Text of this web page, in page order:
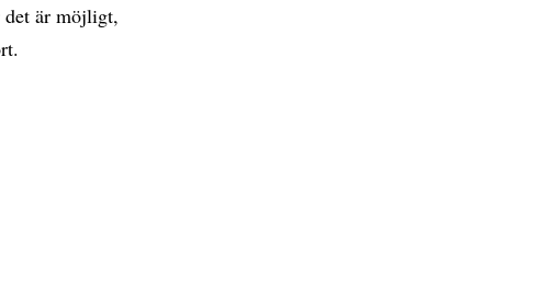
det är möjligt,